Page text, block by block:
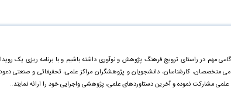
مهم در راستای ترویج فرهنگ پژوهش و نوآوری داشته باشیم و با برنامه ریزی یک
متخصصان، کارشناسان، دانشجویان و پژوهشگران مراکز علمی، تحقیقاتی و صنعتی
مشارکت نموده و آخرین دستاورد‌های علمی، پژوهشی واجرایی خود را ارائه نمایند..